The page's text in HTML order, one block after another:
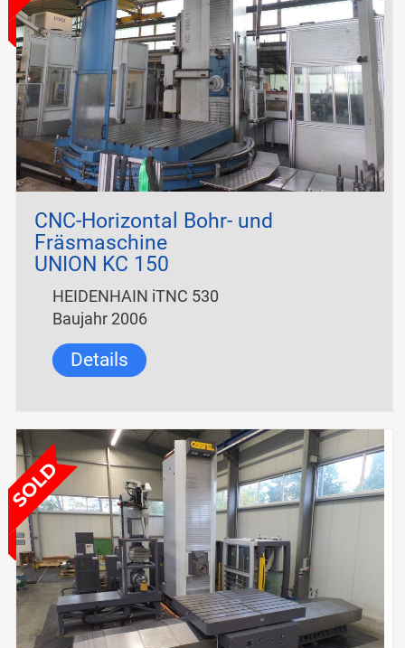
CNC-Horizontal Bohr- und
Fräsmaschine
UNION KC 150
HEIDENHAIN iTNC 530
Baujahr 2006
Details